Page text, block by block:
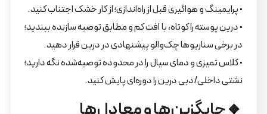
• پرایمینگ و هواگیری قبل از راه‌اندازی؛ از کار خشک اجتناب کنید.
• درین پوسته را کوتاه، با افت کم و مطابق توصیه سازنده ببندید؛
در برخی سناریوها چک‌والو پیشنهادی در درین قرار دهید.
• کلاس تمیزی و دمای سیال را در محدوده توصیه‌شده نگه دارید؛
نشتی داخلی/دبی درین را دوره‌ای پایش کنید.